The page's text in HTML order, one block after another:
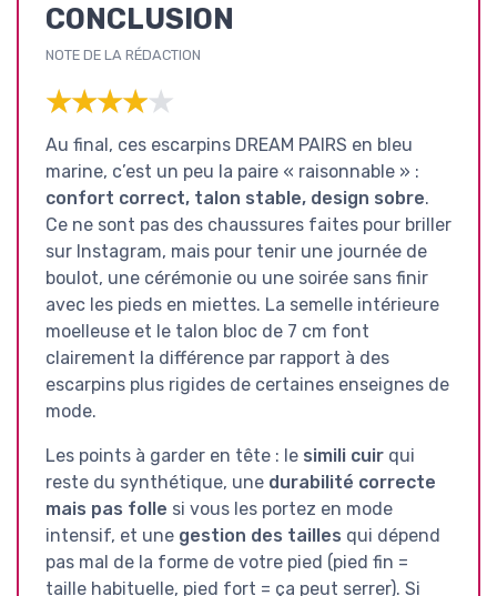
CONCLUSION
NOTE DE LA RÉDACTION
★★★★★
★★★★★
Au final, ces escarpins DREAM PAIRS en bleu
marine, c’est un peu la paire « raisonnable » :
confort correct, talon stable, design sobre.
Ce ne sont pas des chaussures faites pour briller
sur Instagram, mais pour tenir une journée de
boulot, une cérémonie ou une soirée sans finir
avec les pieds en miettes. La semelle intérieure
moelleuse et le talon bloc de 7 cm font
clairement la différence par rapport à des
escarpins plus rigides de certaines enseignes de
mode.
Les points à garder en tête : le simili cuir qui
reste du synthétique, une durabilité correcte
mais pas folle si vous les portez en mode
intensif, et une gestion des tailles qui dépend
pas mal de la forme de votre pied (pied fin =
taille habituelle, pied fort = ça peut serrer). Si